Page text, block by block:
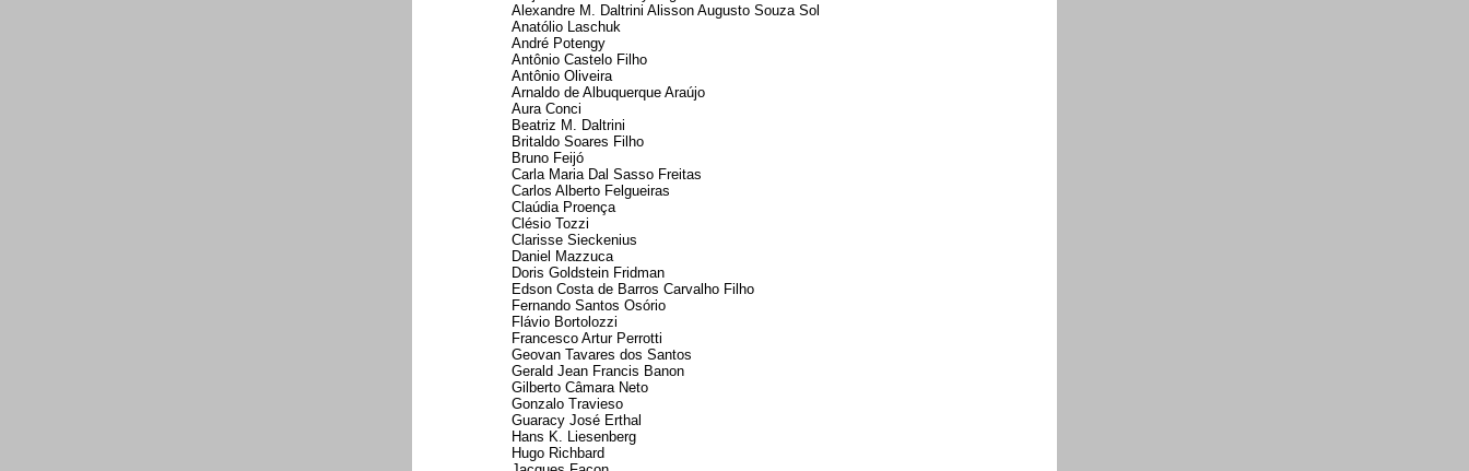
Alexandre M. Daltrini Alisson Augusto Souza Sol
Anatólio Laschuk
André Potengy
Antônio Castelo Filho
Antônio Oliveira
Arnaldo de Albuquerque Araújo
Aura Conci
Beatriz M. Daltrini
Britaldo Soares Filho
Bruno Feijó
Carla Maria Dal Sasso Freitas
Carlos Alberto Felgueiras
Claúdia Proença
Clésio Tozzi
Clarisse Sieckenius
Daniel Mazzuca
Doris Goldstein Fridman
Edson Costa de Barros Carvalho Filho
Fernando Santos Osório
Flávio Bortolozzi
Francesco Artur Perrotti
Geovan Tavares dos Santos
Gerald Jean Francis Banon
Gilberto Câmara Neto
Gonzalo Travieso
Guaracy José Erthal
Hans K. Liesenberg
Hugo Richbard